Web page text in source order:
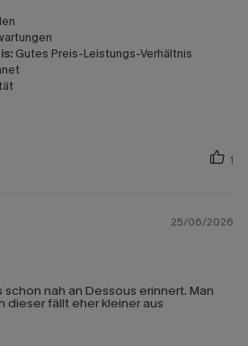
Gutes Preis-Leistungs-Verhältnis
1
25/06/2026
nah an Dessous erinnert. Man
dieser fällt eher kleiner aus